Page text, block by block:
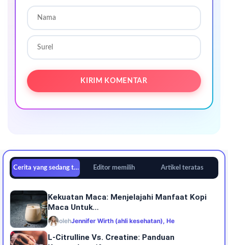
Cerita yang sedang tren Editor memilih Artikel teratas
Kekuatan Maca: Menjelajahi Manfaat Kopi
Maca Untuk...
olehJennifer Wirth (ahli kesehatan), He
L-Citrulline Vs. Creatine: Panduan